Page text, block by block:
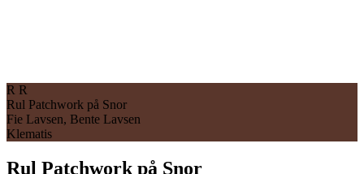
R R
Rul Patchwork på Snor
Fie Lavsen, Bente Lavsen
Klematis
Rul Patchwork på Snor